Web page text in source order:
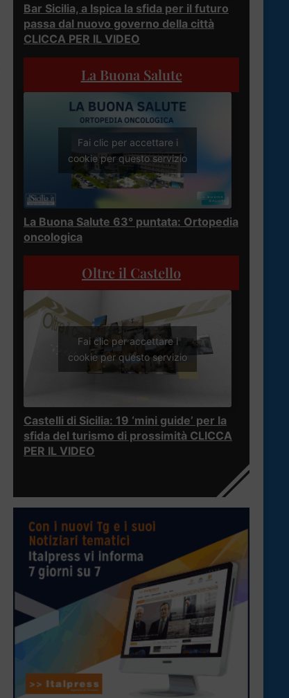
Bar Sicilia, a Ispica la sfida per il futuro
passa dal nuovo governo della città
CLICCA PER IL VIDEO
La Buona Salute
Fai clic per accettare i
cookie per questo servizio
La Buona Salute 63° puntata: Ortopedia
oncologica
Oltre il Castello
Fai clic per accettare i
cookie per questo servizio
Castelli di Sicilia: 19 ‘mini guide’ per la
sfida del turismo di prossimità CLICCA
PER IL VIDEO